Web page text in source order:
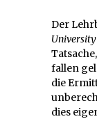
Der
University
fallen
die
dies